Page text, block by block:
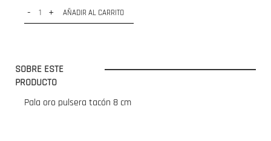
- + AÑADIR AL CARRITO
SOBRE ESTE
PRODUCTO
Pala oro pulsera tacón 8 cm